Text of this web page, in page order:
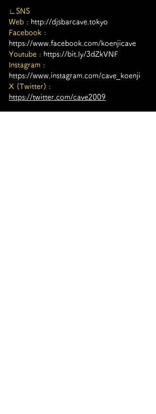
∟SNS
Web : http://djsbarcave.tokyo
Facebook :
https://www.facebook.com/koenjicave
Youtube : https://bit.ly/3dZkVNF
Instagram :
https://www.instagram.com/cave_koenji
X (Twitter) :
https://twitter.com/cave2009